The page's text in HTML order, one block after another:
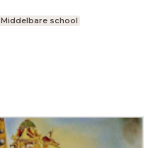
Middelbare school